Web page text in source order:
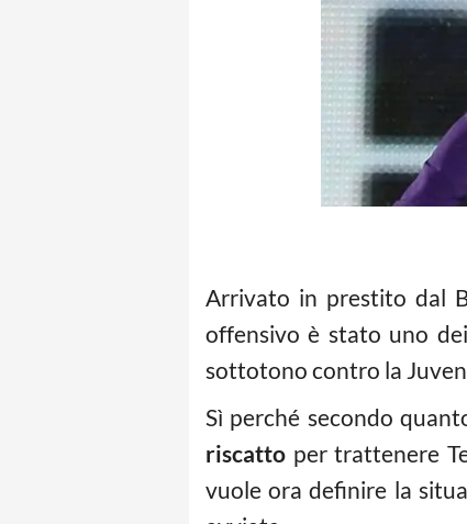
Arrivato in prestito dal
offensivo è stato uno
sottotono contro la
Sì perché secondo
riscatto per trattenere
vuole ora definire la